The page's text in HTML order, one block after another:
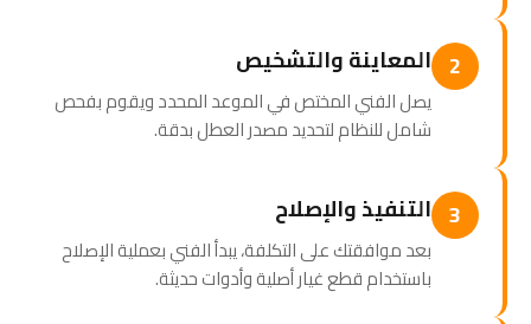
2 المعاينة والتشخيص
يصل الفني المختص في الموعد المحدد ويقوم بفحص
شامل للنظام لتحديد مصدر العطل بدقة.
3 التنفيذ والإصلاح
بعد موافقتك على التكلفة، يبدأ الفني بعملية الإصلاح
باستخدام قطع غيار أصلية وأدوات حديثة.